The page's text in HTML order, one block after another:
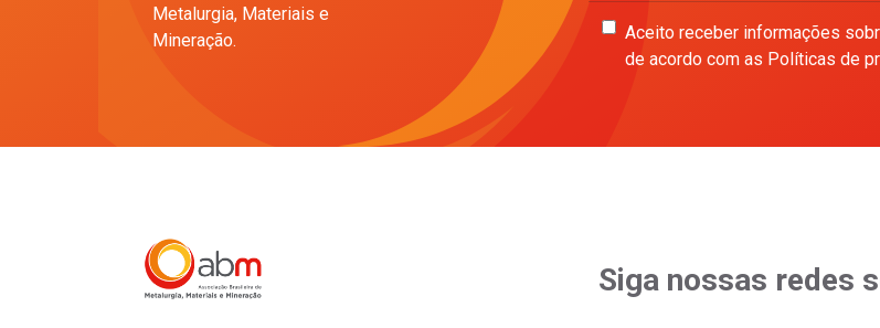
Metalurgia, Materiais e
Mineração.
Aceito receber informações
de acordo com as Políticas de
Siga nossas redes